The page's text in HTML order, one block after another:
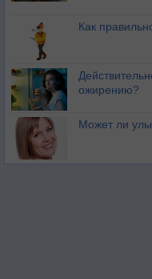
Как
ожирению?
Может ли